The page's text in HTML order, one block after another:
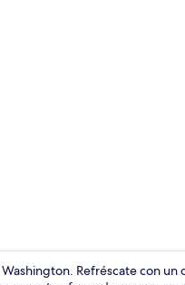
Refréscate con un